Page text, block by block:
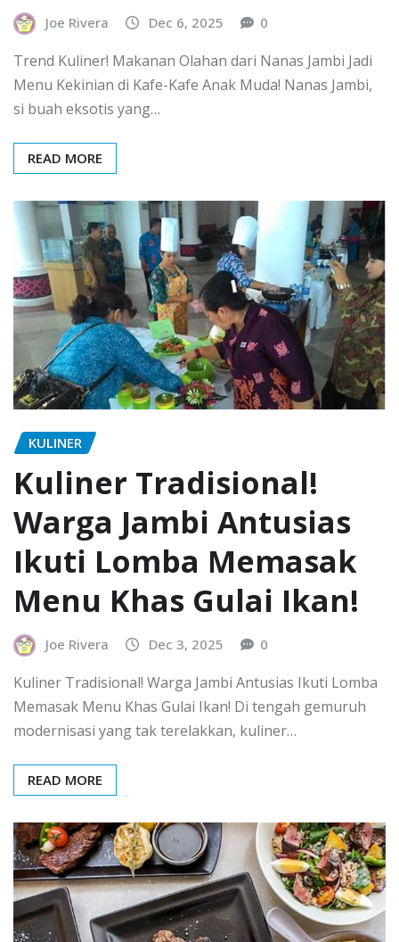
Joe Rivera Dec 6, 2025 0
Trend Kuliner! Makanan Olahan dari Nanas Jambi Jadi
Menu Kekinian di Kafe-Kafe Anak Muda! Nanas Jambi,
si buah eksotis yang…
READ MORE
KULINER
Kuliner Tradisional!
Warga Jambi Antusias
Ikuti Lomba Memasak
Menu Khas Gulai Ikan!
Joe Rivera Dec 3, 2025 0
Kuliner Tradisional! Warga Jambi Antusias Ikuti Lomba
Memasak Menu Khas Gulai Ikan! Di tengah gemuruh
modernisasi yang tak terelakkan, kuliner…
READ MORE